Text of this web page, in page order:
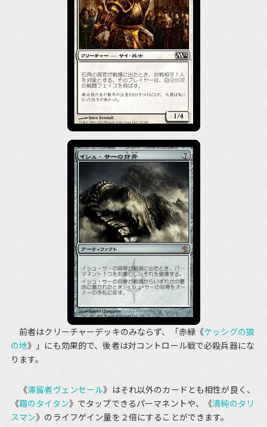
前者はクリーチャーデッキのみならず、「赤緑《ケッシグの狼
の地》」にも効果的で、後者は対コントロール戦で必殺兵器にな
ります。
《滞留者ヴェンセール》はそれ以外のカードとも相性が良く、
《霜のタイタン》でタップできるパーマネントや、《清純のタリ
スマン》のライフゲイン量を２倍にすることができます。